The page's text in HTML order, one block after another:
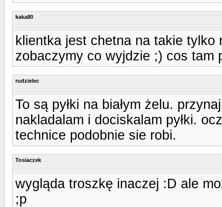
kaka80
klientka jest chetna na takie
zobaczymy co wyjdzie ;) cos tam
rudzielec
To są pyłki na białym żelu.
nakladalam i dociskalam pyłki.
technice podobnie sie robi.
Tosiaczek
wygląda troszkę inaczej :D ale
;p